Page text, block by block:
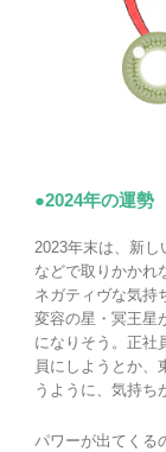
●2024年の運勢
2023年末は、新
などで取りかかれ
ネガティヴな気持
変容の星・冥王星
になりそう。正社
員にしようとか、
うように、気持ち
パワーが出てくる